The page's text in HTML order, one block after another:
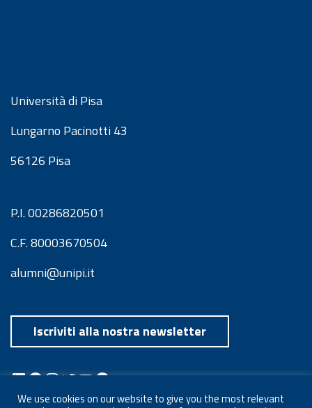
Università di Pisa
Lungarno Pacinotti 43
56126 Pisa
P.I. 00286820501
C.F. 80003670504
alumni@unipi.it
Iscriviti alla nostra newsletter
LinkedIn Facebook InstagramTwitter YouTube Spotify Telegram
We use cookies on our website to give you the most relevant